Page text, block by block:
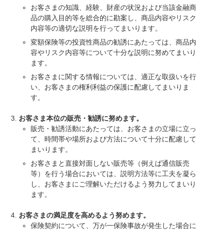
お客さまの知識、経験、財産の状況および当該金融商
品の購入目的等を総合的に勘案し、商品内容やリスク
内容等の適切な説明を行ってまいります。
変額保険等の投資性商品の勧誘にあたっては、商品内
容やリスク内容等について十分な説明に努めてまいり
ます。
お客さまに関する情報については、適正な取扱いを行
い、お客さまの権利利益の保護に配慮してまいりま
す。
お客さま本位の販売・勧誘に努めます。
販売・勧誘活動にあたっては、お客さまの立場に立っ
て、時間帯や場所および方法について十分に配慮して
まいります。
お客さまと直接対面しない販売等（例えば通信販売
等）を行う場合においては、説明方法等に工夫を凝ら
し、お客さまにご理解いただけるよう努力してまいり
ます。
お客さまの満足度を高めるよう努めます。
保険契約について、万が一保険事故が発生した場合に